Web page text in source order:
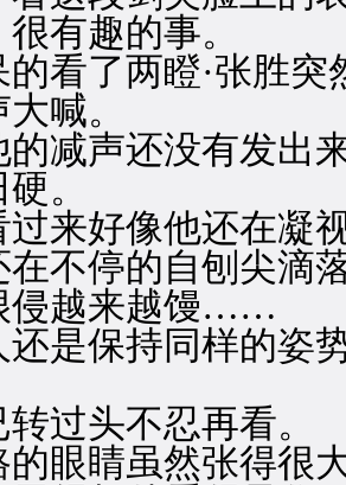
有趣的事。
了两瞪·张胜突
喊。
声还没有发出来
。
好像他还在凝视
不停的自刨尖滴
越来越馒……
保持同样的姿势
头不忍再看。
睛虽然张得很大